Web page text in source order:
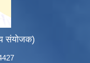
संयोजक)